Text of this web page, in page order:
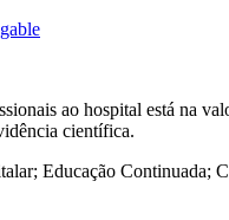
ao hospital está na
científica.
Educação Continuada;